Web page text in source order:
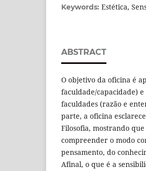
Keywords: Estética,
ABSTRACT
O objetivo da oficina é
faculdade/capacidade)
faculdades (razão e
parte, a oficina
Filosofia, mostrando
compreender o modo
pensamento, do
Afinal, o que é a